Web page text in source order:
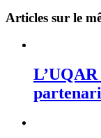
Articles sur le